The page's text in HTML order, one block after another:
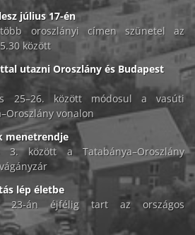
július 17-én
oroszlányi címen szünetel az
között
utazni Oroszlány és Budapest
25–26. között módosul a vasúti
vonalon
menetrendje
között a Tatabánya–Oroszlány
lép életbe
23-án éjfélig tart az országos